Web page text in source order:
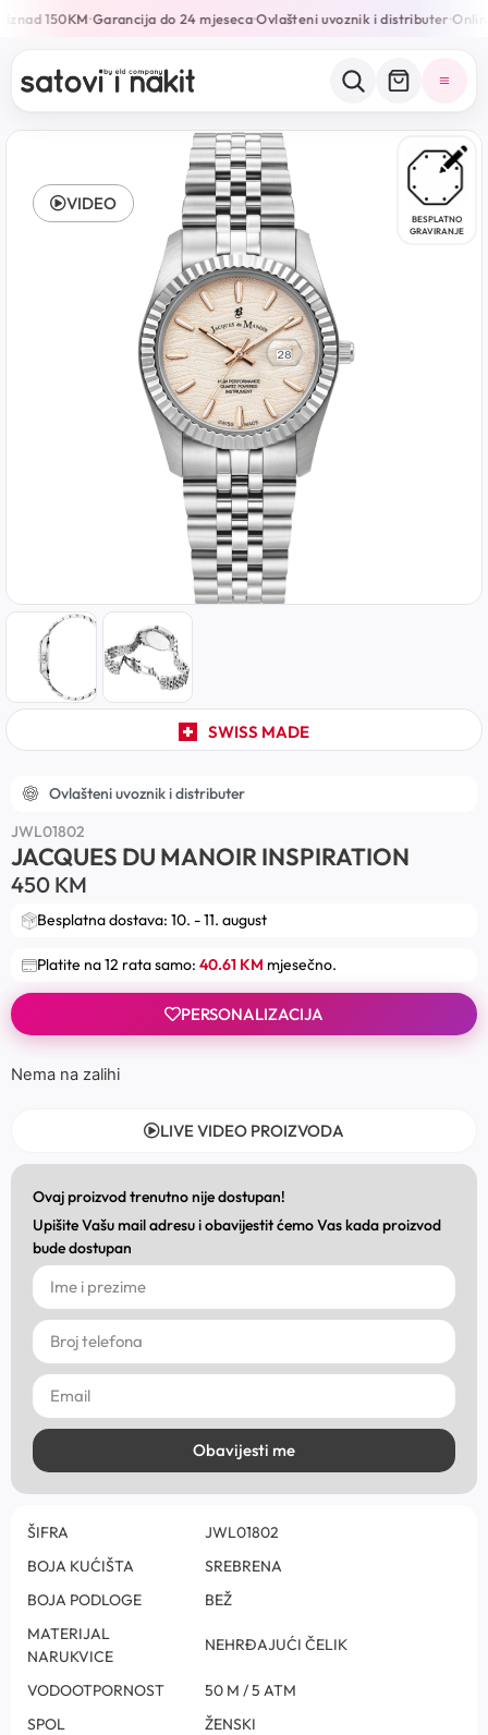
150KM•Garancija do 24 mjeseca•Ovlašteni uvoznik i distributer•Online
BESPLATNO
GRAVIRANJE
SWISS MADE
VIDEO
Ovlašteni uvoznik i distributer
JWL01802
JACQUES DU MANOIR INSPIRATION
450 KM
Besplatna dostava: 10. - 11. august
Platite na 12 rata samo: 40.61 KM mjesečno.
PERSONALIZACIJA
Nema na zalihi
LIVE VIDEO PROIZVODA
Ovaj proizvod trenutno nije dostupan!
Upišite Vašu mail adresu i obavijestit ćemo Vas kada proizvod
bude dostupan
Obavijesti me
ŠIFRA
JWL01802
BOJA KUĆIŠTA
SREBRENA
BOJA PODLOGE
BEŽ
MATERIJAL
NARUKVICE
NEHRĐAJUĆI ČELIK
VODOOTPORNOST
50 M / 5 ATM
SPOL
ŽENSKI